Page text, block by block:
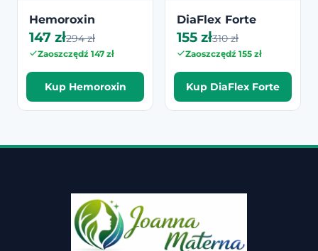
Hemoroxin
147 zł294 zł
Zaoszczędź 147 zł
Kup Hemoroxin
DiaFlex Forte
155 zł310 zł
Zaoszczędź 155 zł
Kup DiaFlex Forte